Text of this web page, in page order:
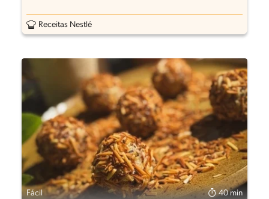
Receitas Nestlé
Fácil 40 min